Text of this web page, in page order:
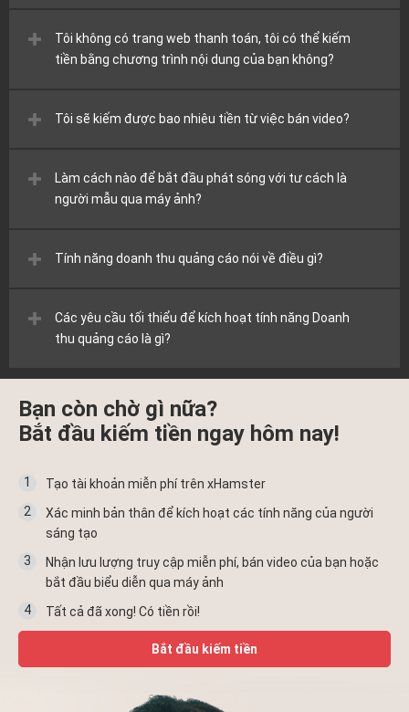
Tôi không có trang web thanh toán, tôi có thể kiếm
tiền bằng chương trình nội dung của bạn không?
Tôi sẽ kiếm được bao nhiêu tiền từ việc bán video?
Làm cách nào để bắt đầu phát sóng với tư cách là
người mẫu qua máy ảnh?
Tính năng doanh thu quảng cáo nói về điều gì?
Các yêu cầu tối thiểu để kích hoạt tính năng Doanh
thu quảng cáo là gì?
Bạn còn chờ gì nữa?
Bắt đầu kiếm tiền ngay hôm nay!
1
Tạo tài khoản miễn phí trên xHamster
2
Xác minh bản thân để kích hoạt các tính năng của người
sáng tạo
3
Nhận lưu lượng truy cập miễn phí, bán video của bạn hoặc
bắt đầu biểu diễn qua máy ảnh
4
Tất cả đã xong! Có tiền rồi!
Bắt đầu kiếm tiền